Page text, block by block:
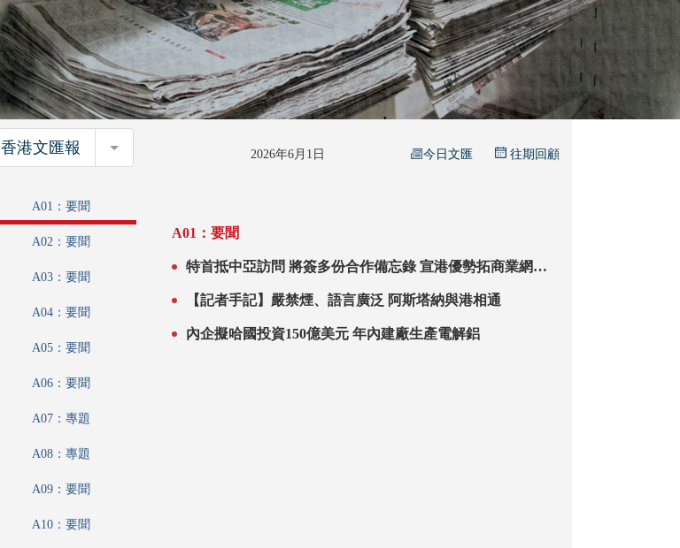
香港文匯報 香港文匯報 2026年6月1日 今日文匯 往期回顧
A01：要聞
A02：要聞
A03：要聞
A04：要聞
A05：要聞
A06：要聞
A07：專題
A08：專題
A09：要聞
A10：要聞
A01：要聞
特首抵中亞訪問 將簽多份合作備忘錄 宣港優勢拓商業網絡
【記者手記】嚴禁煙、語言廣泛 阿斯塔納與港相通
內企擬哈國投資150億美元 年內建廠生產電解鋁